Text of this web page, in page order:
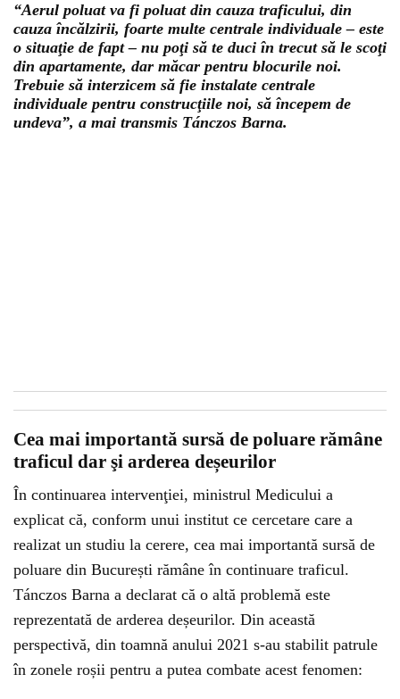
“Aerul poluat va fi poluat din cauza traficului, din
cauza încălzirii, foarte multe centrale individuale – este
o situaţie de fapt – nu poţi să te duci în trecut să le scoţi
din apartamente, dar măcar pentru blocurile noi.
Trebuie să interzicem să fie instalate centrale
individuale pentru construcţiile noi, să începem de
undeva”, a mai transmis Tánczos Barna.
Cea mai importantă sursă de poluare rămâne
traficul dar şi arderea deșeurilor
În continuarea intervenţiei, ministrul Medicului a
explicat că, conform unui institut ce cercetare care a
realizat un studiu la cerere, cea mai importantă sursă de
poluare din București rămâne în continuare traficul.
Tánczos Barna a declarat că o altă problemă este
reprezentată de arderea deșeurilor. Din această
perspectivă, din toamnă anului 2021 s-au stabilit patrule
în zonele roșii pentru a putea combate acest fenomen: